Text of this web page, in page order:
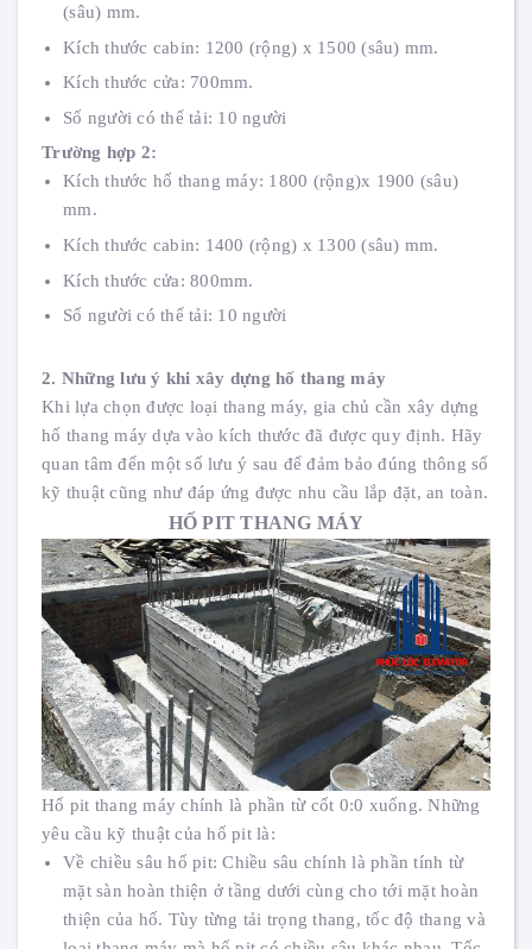
(sâu) mm.
Kích thước cabin: 1200 (rộng) x 1500 (sâu) mm.
Kích thước cửa: 700mm.
Số người có thể tải: 10 người
Trường hợp 2:
Kích thước hố thang máy: 1800 (rộng)x 1900 (sâu)
mm.
Kích thước cabin: 1400 (rộng) x 1300 (sâu) mm.
Kích thước cửa: 800mm.
Số người có thể tải: 10 người
2. Những lưu ý khi xây dựng hố thang máy
Khi lựa chọn được loại thang máy, gia chủ cần xây dựng
hố thang máy dựa vào kích thước đã được quy định. Hãy
quan tâm đến một số lưu ý sau để đảm bảo đúng thông số
kỹ thuật cũng như đáp ứng được nhu cầu lắp đặt, an toàn.
HỐ PIT THANG MÁY
Hố pit thang máy chính là phần từ cốt 0:0 xuống. Những
yêu cầu kỹ thuật của hố pit là:
Về chiều sâu hố pit: Chiều sâu chính là phần tính từ
mặt sàn hoàn thiện ở tầng dưới cùng cho tới mặt hoàn
thiện của hố. Tùy từng tải trọng thang, tốc độ thang và